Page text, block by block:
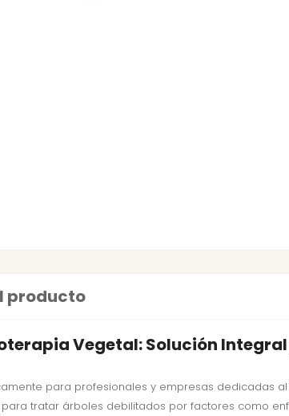
producto
Vegetal: Solución
para profesionales y empresas dedicadas
tratar árboles debilitados por factores como